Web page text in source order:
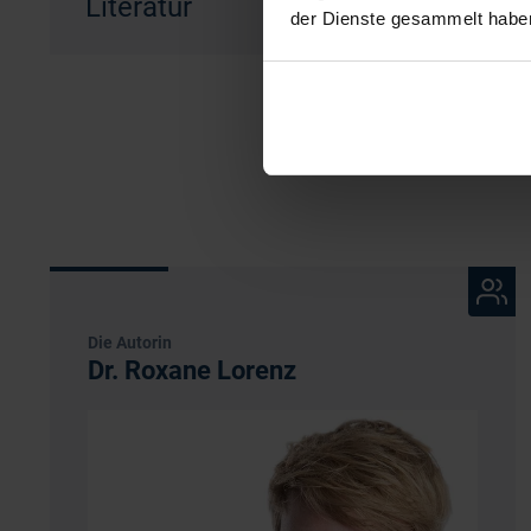
der Dienste gesammelt
Literatur
Die Autorin
Dr. Roxane Lorenz